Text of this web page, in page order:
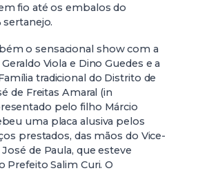
fio até os embalos do
o sensacional show com a
Viola e Dino Guedes e a
tradicional do Distrito de
de Freitas Amaral (in
pelo filho Márcio
uma placa alusiva pelos
prestados, das mãos do Vice-
de Paula, que esteve
Prefeito Salim Curi. O